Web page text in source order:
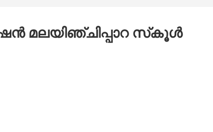
മലയിഞ്ചിപ്പാറ സ്‌കൂൾ